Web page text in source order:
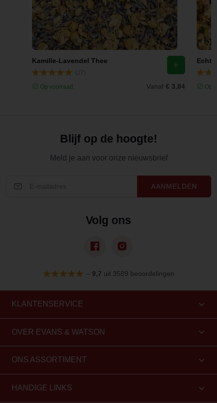
Kamille-Lavendel Thee
Op voorraad Vanaf € 3,84 Op
Blijf op de hoogte!
Meld je aan voor onze nieuwsbrief
AANMELDEN
Volg ons
– 9,7 uit 3589 beoordelingen
KLANTENSERVICE
OVER EVANS & WATSON
ONS ASSORTIMENT
HANDIGE LINKS